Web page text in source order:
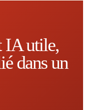
IA utile,
dans un